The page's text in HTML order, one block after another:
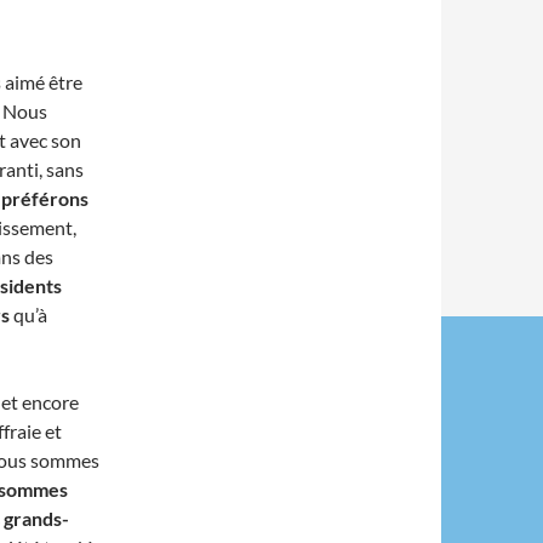
aimé être
avec son
sans
préférons
des
qu’à
, et encore
et
sommes